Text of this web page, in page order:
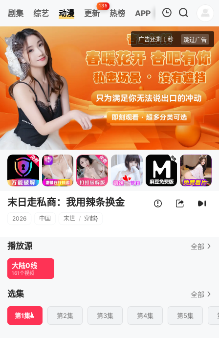
剧集 综艺 动漫 更新
135
热榜 APP
第1集
末日走私商：我用辣条换金砖动态漫画
清空
末日走私商：我用辣条换金
2026 中国 末世 / 穿越}
播放源 全部
大陆0线
161个视频
选集 全部
第1集 第2集 第3集 第4集 第5集